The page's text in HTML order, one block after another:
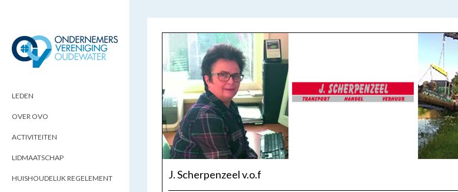
LEDEN
OVER OVO
ACTIVITEITEN
LIDMAATSCHAP
HUISHOUDELIJK REGELEMENT J. Scherpenzeel v.o.f